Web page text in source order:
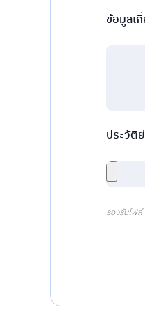
ข้อมูลเ
ประวัติ
รองรับไฟ